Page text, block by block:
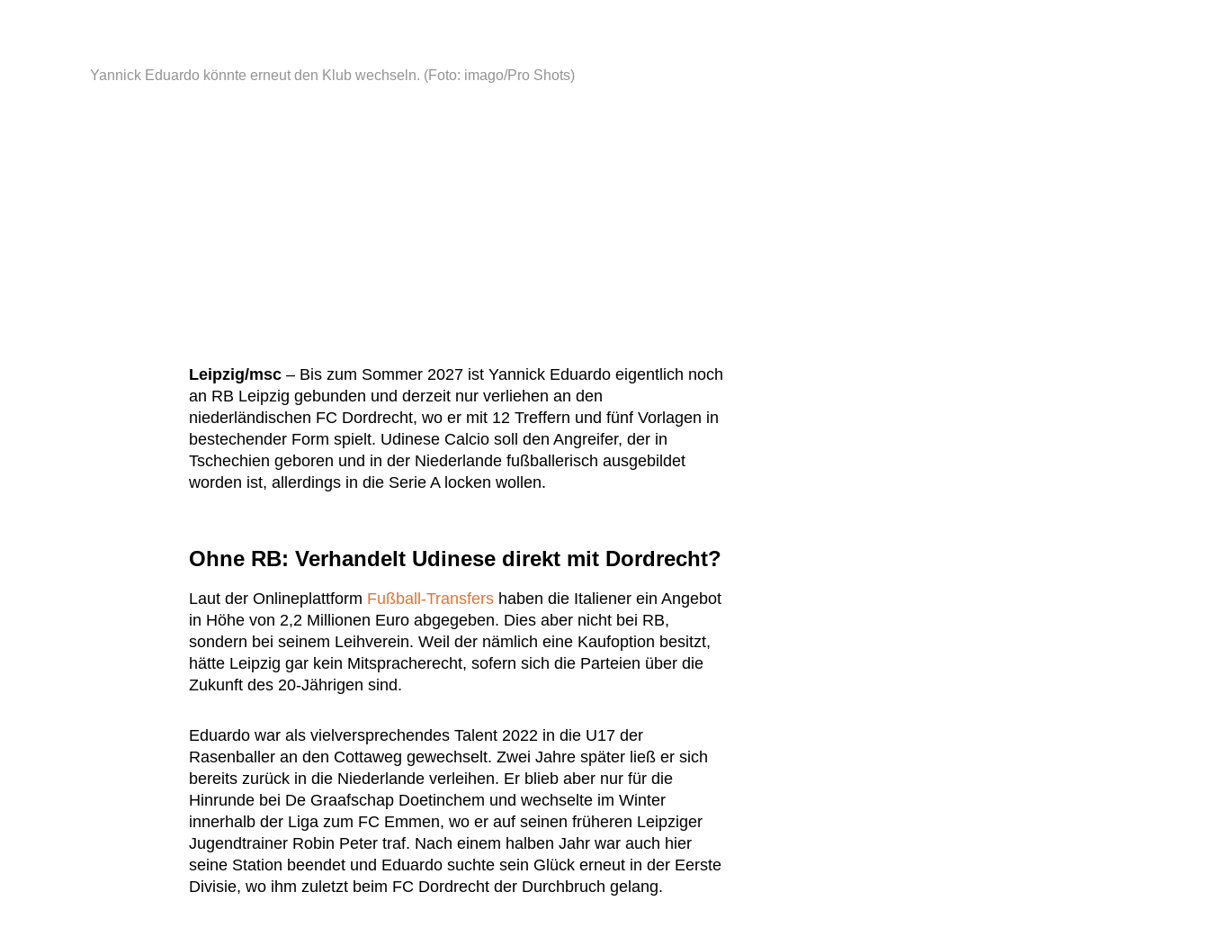
Yannick Eduardo könnte erneut den Klub wechseln. (Foto: imago/Pro Shots)
Leipzig/msc – Bis zum Sommer 2027 ist Yannick Eduardo eigentlich noch
an RB Leipzig gebunden und derzeit nur verliehen an den
niederländischen FC Dordrecht, wo er mit 12 Treffern und fünf Vorlagen in
bestechender Form spielt. Udinese Calcio soll den Angreifer, der in
Tschechien geboren und in der Niederlande fußballerisch ausgebildet
worden ist, allerdings in die Serie A locken wollen.
Ohne RB: Verhandelt Udinese direkt mit Dordrecht?
Laut der Onlineplattform Fußball-Transfers haben die Italiener ein Angebot
in Höhe von 2,2 Millionen Euro abgegeben. Dies aber nicht bei RB,
sondern bei seinem Leihverein. Weil der nämlich eine Kaufoption besitzt,
hätte Leipzig gar kein Mitspracherecht, sofern sich die Parteien über die
Zukunft des 20-Jährigen sind.
Eduardo war als vielversprechendes Talent 2022 in die U17 der
Rasenballer an den Cottaweg gewechselt. Zwei Jahre später ließ er sich
bereits zurück in die Niederlande verleihen. Er blieb aber nur für die
Hinrunde bei De Graafschap Doetinchem und wechselte im Winter
innerhalb der Liga zum FC Emmen, wo er auf seinen früheren Leipziger
Jugendtrainer Robin Peter traf. Nach einem halben Jahr war auch hier
seine Station beendet und Eduardo suchte sein Glück erneut in der Eerste
Divisie, wo ihm zuletzt beim FC Dordrecht der Durchbruch gelang.